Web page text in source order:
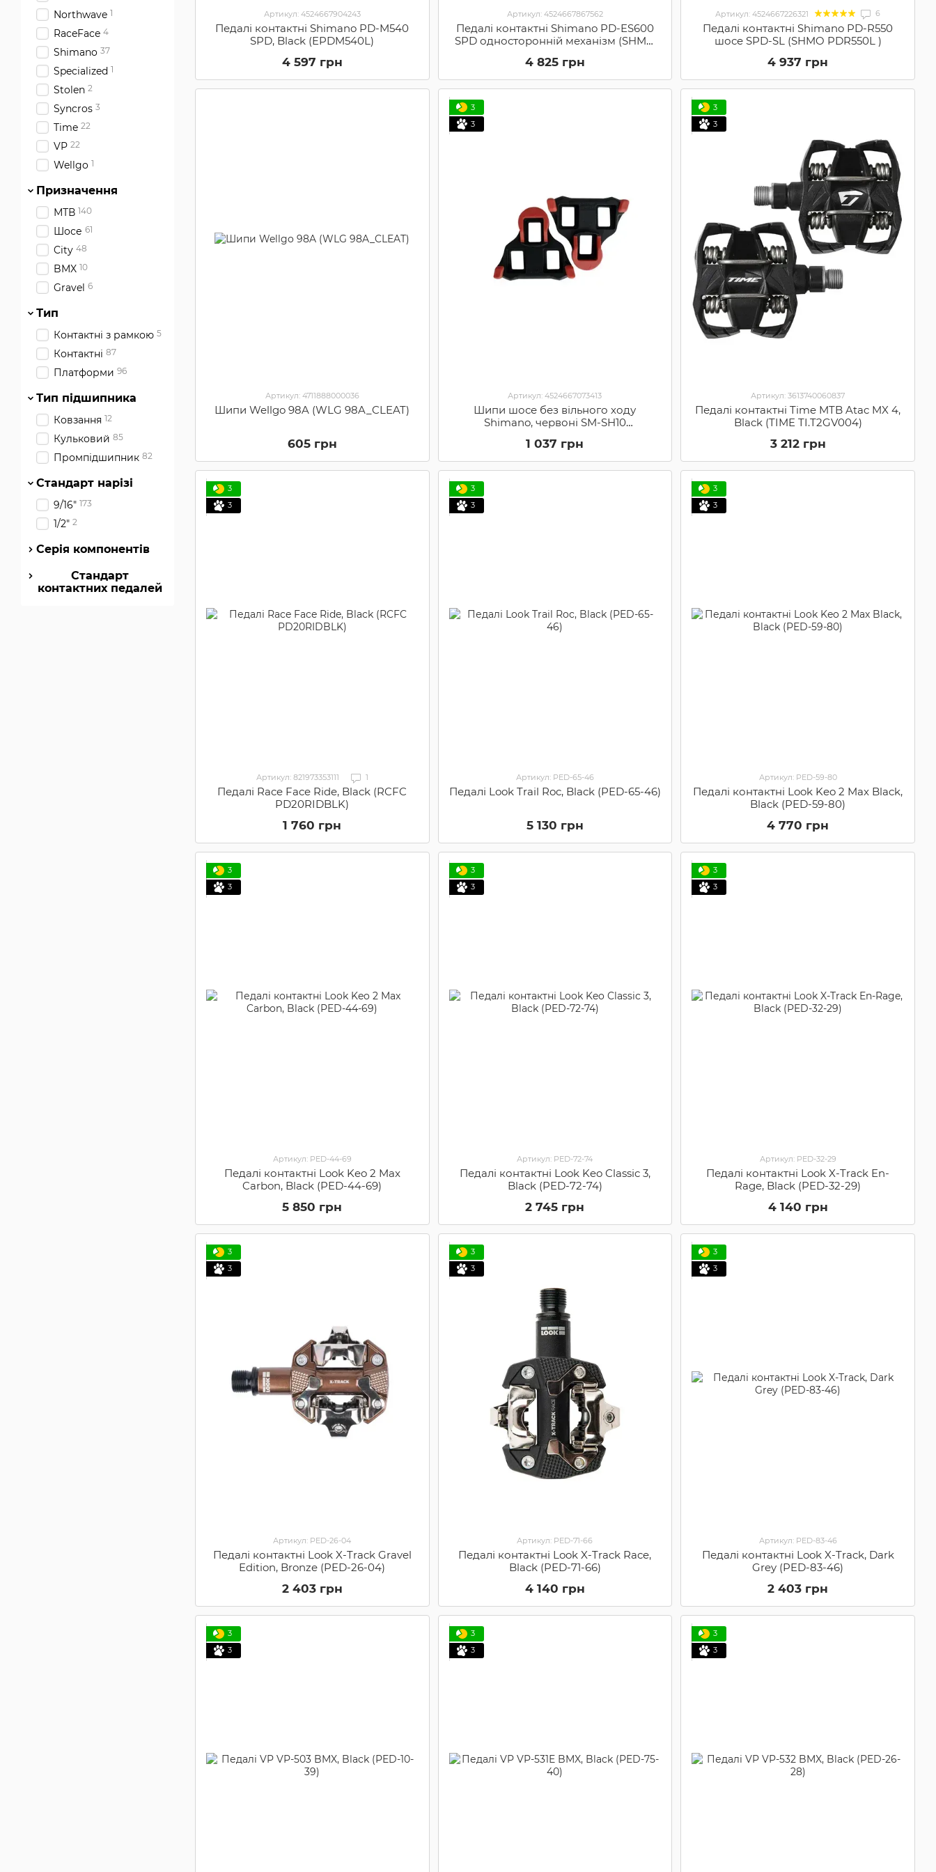
Артикул: 4524667904243
Педалі контактні Shimano PD-M540
SPD, Black (EPDM540L)
4 597 грн
Артикул: 4524667867562
Педалі контактні Shimano PD-ES600
SPD односторонній механізм (SHMO
4 825 грн
Артикул: 4524667226321 6
Педалі контактні Shimano PD-R550
шосе SPD-SL (SHMO PDR550L )
4 937 грн
Артикул: 4711888000036
Шипи Wellgo 98A (WLG 98A_CLEAT)
605 грн
3
3
Артикул: 4524667073413
Шипи шосе без вільного ходу
Shimano, червоні SM-SH10
1 037 грн
3
3
Артикул: 3613740060837
Педалі контактні Time MTB Atac MX 4,
Black (TIME TI.T2GV004)
3 212 грн
3
3
Артикул: 821973353111 1
Педалі Race Face Ride, Black (RCFC
PD20RIDBLK)
1 760 грн
3
3
Артикул: PED-65-46
Педалі Look Trail Roc, Black (PED-65-46)
5 130 грн
3
3
Артикул: PED-59-80
Педалі контактні Look Keo 2 Max Black,
Black (PED-59-80)
4 770 грн
3
3
Артикул: PED-44-69
Педалі контактні Look Keo 2 Max
Carbon, Black (PED-44-69)
5 850 грн
3
3
Артикул: PED-72-74
Педалі контактні Look Keo Classic 3,
Black (PED-72-74)
2 745 грн
3
3
Артикул: PED-32-29
Педалі контактні Look X-Track En-
Rage, Black (PED-32-29)
4 140 грн
3
3
Артикул: PED-26-04
Педалі контактні Look X-Track Gravel
Edition, Bronze (PED-26-04)
2 403 грн
3
3
Артикул: PED-71-66
Педалі контактні Look X-Track Race,
Black (PED-71-66)
4 140 грн
3
3
Артикул: PED-83-46
Педалі контактні Look X-Track, Dark
Grey (PED-83-46)
2 403 грн
3
3
3
3
3
3
Northwave 1
RaceFace 4
Shimano 37
Specialized 1
Stolen 2
Syncros 3
Time 22
VP 22
Wellgo 1
Призначення
МТВ 140
Шосе 61
City 48
BMX 10
Gravel 6
Тип
Контактні з рамкою 5
Контактні 87
Платформи 96
Тип підшипника
Ковзання 12
Кульковий 85
Промпідшипник 82
Стандарт нарізі
9/16" 173
1/2" 2
Серія компонентів
Стандарт
контактних педалей